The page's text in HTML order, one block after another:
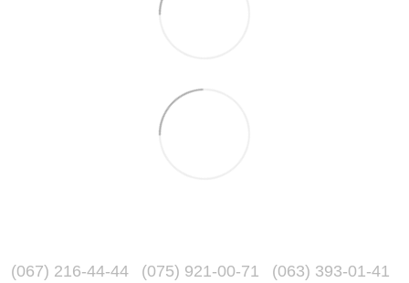
(067) 216-44-44 (075) 921-00-71 (063) 393-01-41